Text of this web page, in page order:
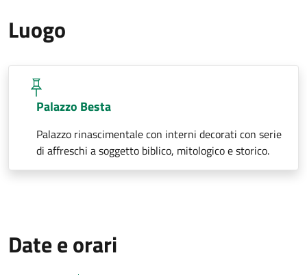
Luogo
Palazzo Besta
Palazzo rinascimentale con interni decorati con serie
di affreschi a soggetto biblico, mitologico e storico.
Date e orari